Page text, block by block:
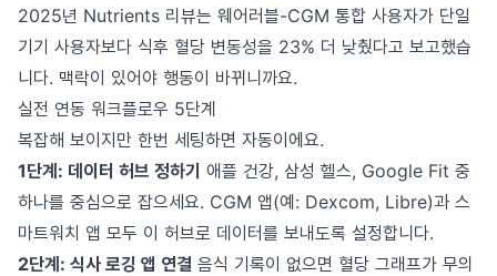
2025년 Nutrients 리뷰는 웨어러블-CGM 통합 사용자가 단일
기기 사용자보다 식후 혈당 변동성을 23% 더 낮췄다고 보고했습
니다. 맥락이 있어야 행동이 바뀌니까요.
실전 연동 워크플로우 5단계
복잡해 보이지만 한번 세팅하면 자동이에요.
1단계: 데이터 허브 정하기 애플 건강, 삼성 헬스, Google Fit 중
하나를 중심으로 잡으세요. CGM 앱(예: Dexcom, Libre)과 스
마트워치 앱 모두 이 허브로 데이터를 보내도록 설정합니다.
2단계: 식사 로깅 앱 연결 음식 기록이 없으면 혈당 그래프가 무의